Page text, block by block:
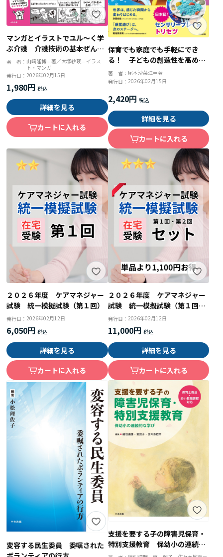
マンガとイラストでユル～く学
ぶ介護 介護技術の基本ぜん
ぶ 準備・知識・技術がまるわ
著 者： 山﨑隆博＝著／大塚紗瑛＝イラス
ト・マンガ
発行日：2026年02月15日
1,980円
詳細を見る
カートに入れる
保育でも家庭でも手軽にでき
る！ 子どもの創造性を高める
感覚遊び「センサリープレイ」
著 者： 尾本沙菜江＝著
発行日： 2026年02月15日
2,420円
詳細を見る
カートに入れる
２０２６年度 ケアマネジャー
試験 統一模擬試験（第１回）
発行日：2026年02月12日
6,050円
詳細を見る
カートに入れる
２０２６年度 ケアマネジャー
試験 統一模擬試験（第１回・
第２回セット）
発行日： 2026年02月12日
11,000円
詳細を見る
カートに入れる
変容する民生委員 委嘱された
支援を要する子の障害児保育・
特別支援教育 保幼小の連続的
な学び 保育士養成・幼小教職